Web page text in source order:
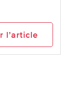
l’article